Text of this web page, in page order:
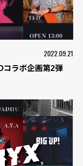
2022.09.21
コラボ企画第2弾